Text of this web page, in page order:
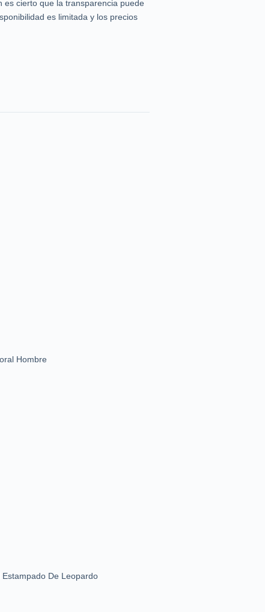
es cierto que la transparencia puede
es limitada y los precios
Hombre
Estampado De Leopardo